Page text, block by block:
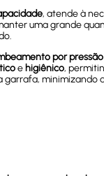
, atende à
uma grande
por pressão
e higiênico,
garrafa, minimizando